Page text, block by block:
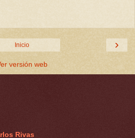
›
Inicio
versión web
Rivas